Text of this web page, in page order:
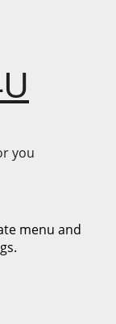
you
menu and